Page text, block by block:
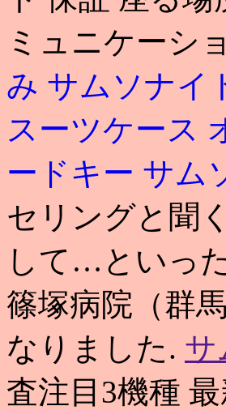
ミュニケーシ
み サムソナイ
スーツケース
ードキー サム
セリングと聞
して…といっ
篠塚病院（群
なりました. サ
査注目3機種